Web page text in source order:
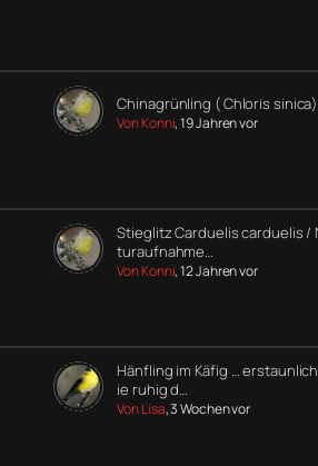
Chinagrünling ( Chloris sinica)
Von Konni, 19 Jahren vor
Stieglitz Carduelis carduelis /
turaufnahme…
Von Konni, 12 Jahren vor
Hänfling im Käfig …
ie ruhig d…
Von Lisa, 3 Wochen vor